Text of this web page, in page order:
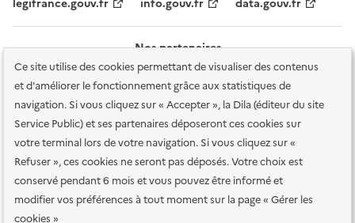
Ce site utilise des cookies permettant de visualiser des contenus
et d'améliorer le fonctionnement grâce aux statistiques de
navigation. Si vous cliquez sur « Accepter », la Dila (éditeur du site
Service Public) et ses partenaires déposeront ces cookies sur
votre terminal lors de votre navigation. Si vous cliquez sur «
Refuser », ces cookies ne seront pas déposés. Votre choix est
conservé pendant 6 mois et vous pouvez être informé et
modifier vos préférences à tout moment sur la page « Gérer les
cookies »
legifrance.gouv.fr info.gouv.fr data.gouv.fr
Nos partenaires
Plan du site Accessibilité : totalement conforme
Accessibilité des
services en ligne Mentions légales Données personnelles et sécurité
Conditions générales d'utilisation Gestion des cookies